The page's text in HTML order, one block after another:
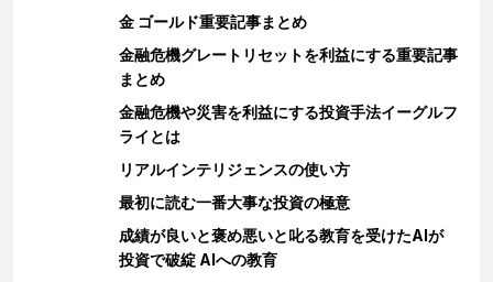
金 ゴールド重要記事まとめ
金融危機グレートリセットを利益にする重要記事
まとめ
金融危機や災害を利益にする投資手法イーグルフ
ライとは
リアルインテリジェンスの使い方
最初に読む一番大事な投資の極意
成績が良いと褒め悪いと叱る教育を受けたAIが
投資で破綻 AIへの教育